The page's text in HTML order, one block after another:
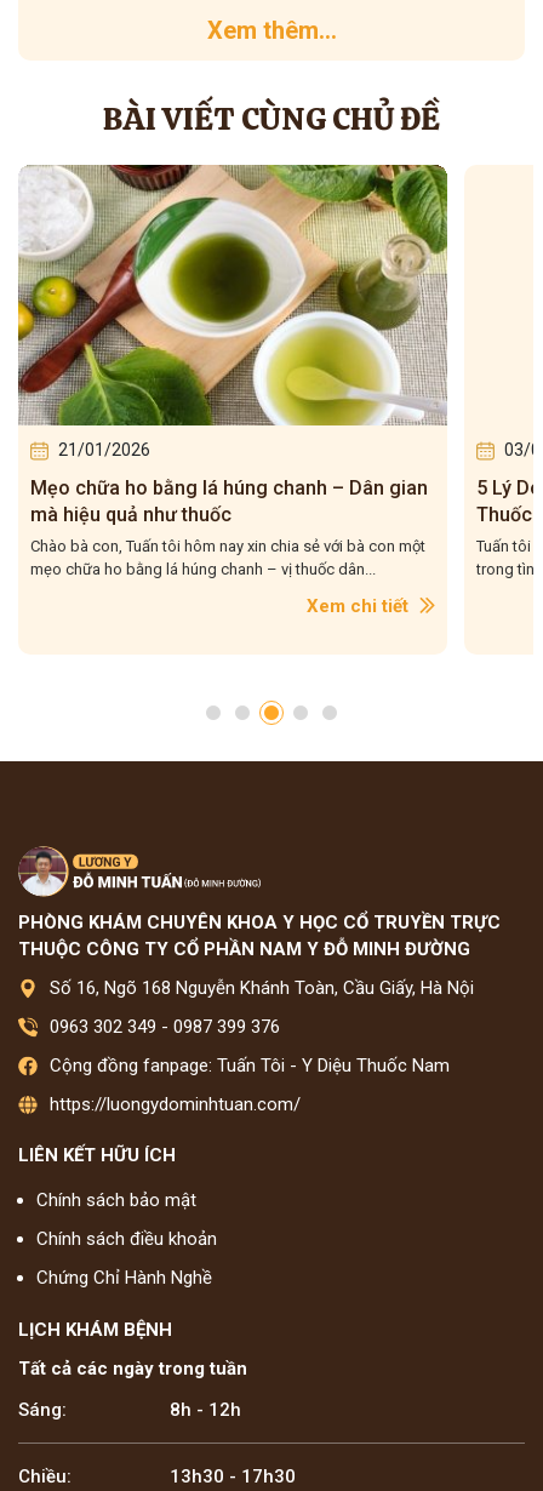
Xem thêm...
BÀI VIẾT CÙNG CHỦ ĐỀ
21/01/2026
Mẹo chữa ho bằng lá húng chanh – Dân gian
mà hiệu quả như thuốc
Chào bà con, Tuấn tôi hôm nay xin chia sẻ với bà con một
mẹo chữa ho bằng lá húng chanh – vị thuốc dân...
Xem chi tiết
03/
5 Lý
Thuốc
Tuấn
Tuấn tôi
trong
PHÒNG KHÁM CHUYÊN KHOA Y HỌC CỔ TRUYỀN TRỰC
THUỘC CÔNG TY CỔ PHẦN NAM Y ĐỖ MINH ĐƯỜNG
Số 16, Ngõ 168 Nguyễn Khánh Toàn, Cầu Giấy, Hà Nội
0963 302 349 - 0987 399 376
Cộng đồng fanpage: Tuấn Tôi - Y Diệu Thuốc Nam
https://luongydominhtuan.com/
LIÊN KẾT HỮU ÍCH
Chính sách bảo mật
Chính sách điều khoản
Chứng Chỉ Hành Nghề
LỊCH KHÁM BỆNH
Tất cả các ngày trong tuần
Sáng:
8h - 12h
Chiều: 13h30 - 17h30